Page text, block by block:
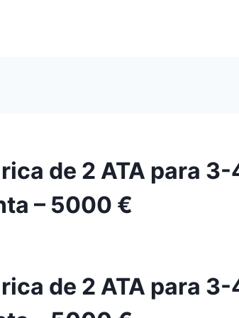
de 2 ATA para 3-
– 5000 €
de 2 ATA para 3-